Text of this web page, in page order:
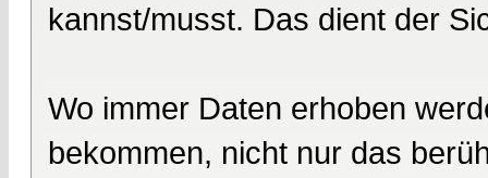
kannst/musst. Das dient der
Wo immer Daten erhoben
bekommen, nicht nur das